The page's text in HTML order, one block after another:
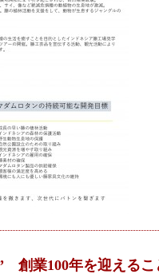
創業100年を迎えるこ